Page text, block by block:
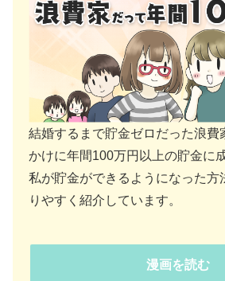
結婚するまで貯金ゼロだった浪費
かけに年間100万円以上の貯金に
私が貯金ができるようになった方
りやすく紹介しています。
漫画を読む